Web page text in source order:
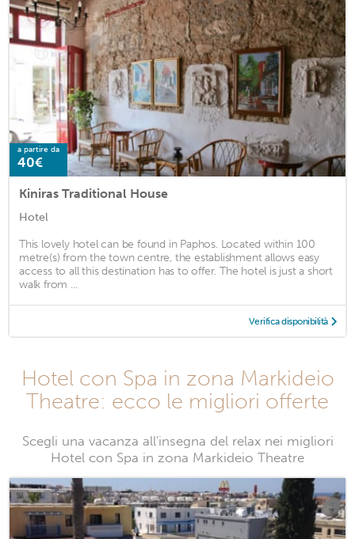
a partire da
40€
Kiniras Traditional House
Hotel
This lovely hotel can be found in Paphos. Located within 100
metre(s) from the town centre, the establishment allows easy
access to all this destination has to offer. The hotel is just a short
walk from ...
Verifica disponibilità
Hotel con Spa in zona Markideio
Theatre: ecco le migliori offerte
Scegli una vacanza all'insegna del relax nei migliori
Hotel con Spa in zona Markideio Theatre